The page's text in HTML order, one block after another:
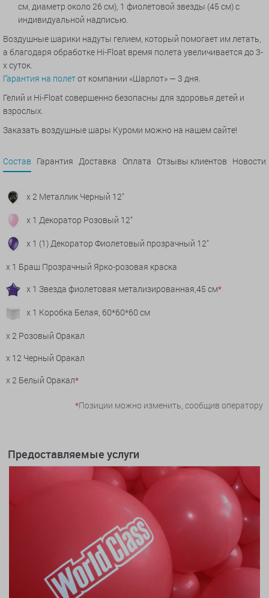
см, диаметр около 26 см), 1 фиолетовой звезды (45 см) с
индивидуальной надписью.
Воздушные шарики надуты гелием, который помогает им летать,
а благодаря обработке Hi-Float время полета увеличивается до 3-
х суток.
Гарантия на полетот компании «Шарлот» — 3 дня.
Гелий и Hi-Float совершенно безопасны для здоровья детей и
взрослых.
Заказать воздушные шары Куроми можно на нашем сайте!
Состав Гарантия Доставка Оплата Отзывы клиентов Новости
x 2 Металлик Черный 12"
x 1 Декоратор Розовый 12"
x 1 (1) Декоратор Фиолетовый прозрачный 12"
x 1 Браш Прозрачный Ярко-розовая краска
x 1 Звезда фиолетовая метализированная,45 см*
x 1 Коробка Белая, 60*60*60 см
x 2 Розовый Оракал
x 12 Черный Оракал
x 2 Белый Оракал*
*Позиции можно изменить, сообщив оператору
Предоставляемые услуги